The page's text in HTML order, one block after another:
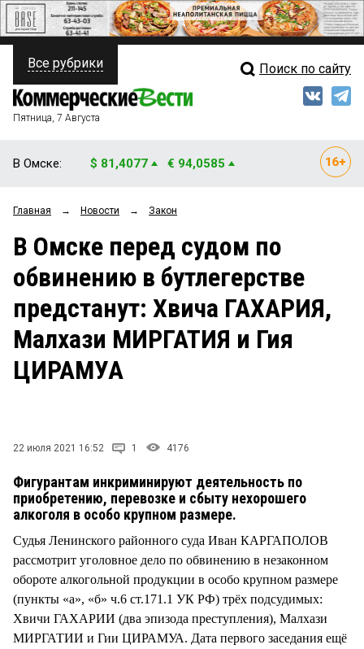
ПОЛИТИКА
ФИНАНСЫ
ОБЩЕСТВО
ЗАКОН
ПРОИСШЕСТВИЯ
СТИЛЬ ЖИЗНИ
Свежий выпуск
Рейтинги
Блоги
Архив
Все рубрики Поиск по сайту
Пятница, 7 Августа
В Омске: $ 81,4077 € 94,0585
Главная → Новости → Закон
В Омске перед судом по
обвинению в бутлегерстве
предстанут: Хвича ГАХАРИЯ,
Малхази МИРГАТИЯ и Гия
ЦИРАМУА
22 июля 2021 16:52 1 4176
Фигурантам инкриминируют деятельность по
приобретению, перевозке и сбыту нехорошего
алкоголя в особо крупном размере.
Судья Ленинского районного суда Иван КАРГАПОЛОВ
рассмотрит уголовное дело по обвинению в незаконном
обороте алкогольной продукции в особо крупном размере
(пункты «а», «б» ч.6 ст.171.1 УК РФ) трёх подсудимых:
Хвичи ГАХАРИИ (два эпизода преступления), Малхази
МИРГАТИИ и Гии ЦИРАМУА. Дата первого заседания ещё